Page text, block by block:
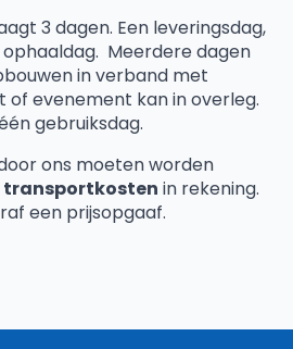
3 dagen. Een leveringsdag,
Meerdere dagen
in verband met
of evenement kan in overleg.
gebruiksdag.
ons moeten worden
transportkosten in rekening.
een prijsopgaaf.